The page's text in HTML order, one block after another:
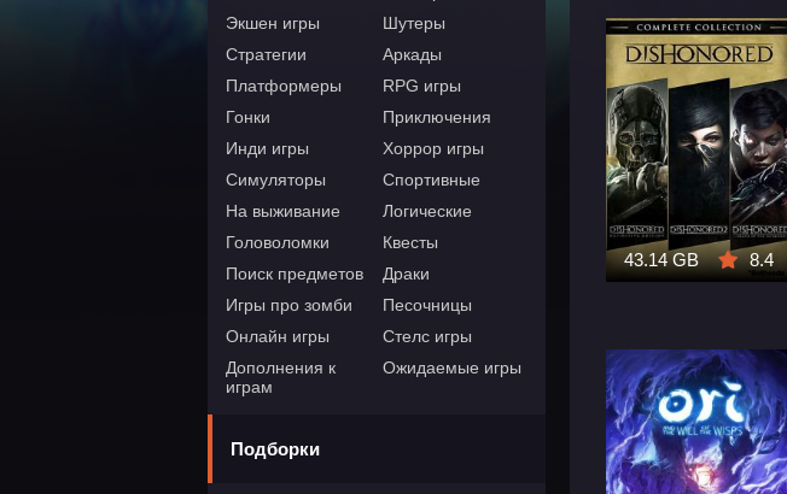
Экшен игры
Шутеры
Стратегии
Аркады
Платформеры
RPG игры
Гонки
Приключения
Инди игры
Хоррор игры
Симуляторы
Спортивные
На выживание
Логические
Головоломки
Квесты
Поиск предметов
Драки
Игры про зомби
Песочницы
Онлайн игры
Стелс игры
Дополнения к
играм
Ожидаемые игры
Подборки
43.14 GB 8.4